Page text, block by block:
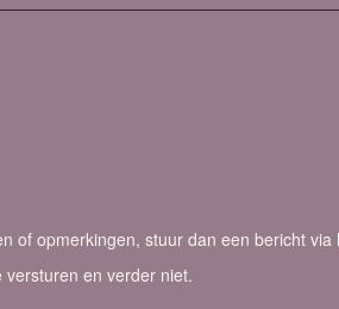
of opmerkingen, stuur dan een bericht
en verder niet.